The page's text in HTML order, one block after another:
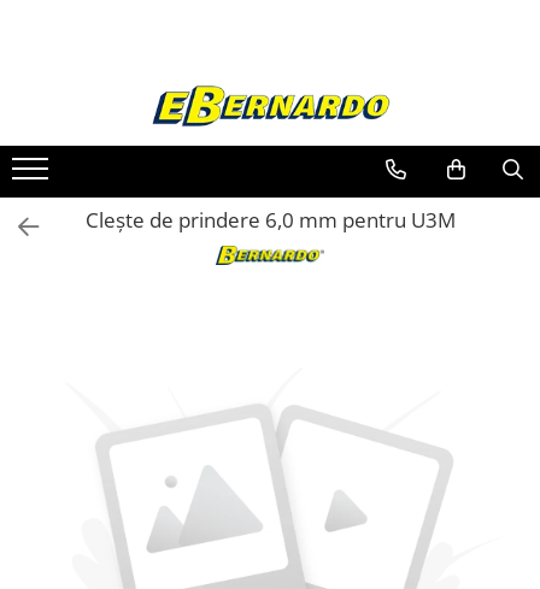
Prelucrare metal
Fierastraie pentru metal
Ferastraie mobile pentru metal
Fierastraie prelucrare metal
Ferastraie orizontale pentru metal
Ferastraie metal cu banda si taiere
dubla semiautomate
Ferastraie prelucrare metal cu
banda si taiere dubla
Ferastraie verticale
Strunguri pentru metal
Cleşte de prindere 6,0 mm pentru U3M